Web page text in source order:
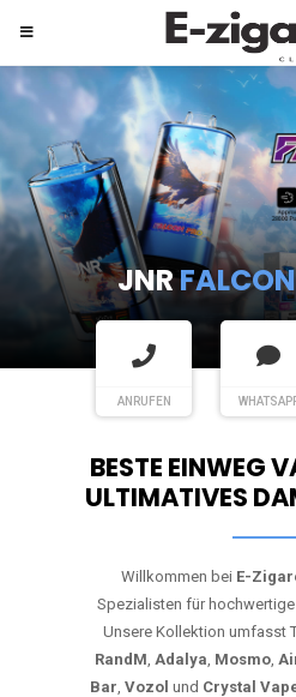
JNRSHISHA
ANRUFEN
BESTE EINWEG
ULTIMATIVES
Willkommen bei E-
Spezialisten für
Unsere Kollektion umfasst
RandM, Adalya, Mosmo,
Bar, Vozol und Crystal